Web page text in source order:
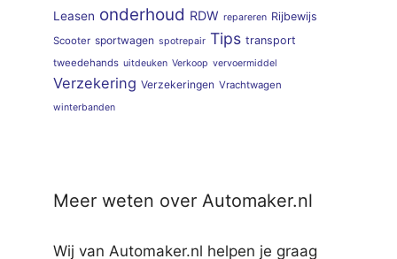
Leasen onderhoud RDW repareren Rijbewijs
Scooter sportwagen spotrepair Tips transport
tweedehands uitdeuken Verkoop vervoermiddel
Verzekering Verzekeringen Vrachtwagen
winterbanden
Meer weten over Automaker.nl
Wij van Automaker.nl helpen je graag